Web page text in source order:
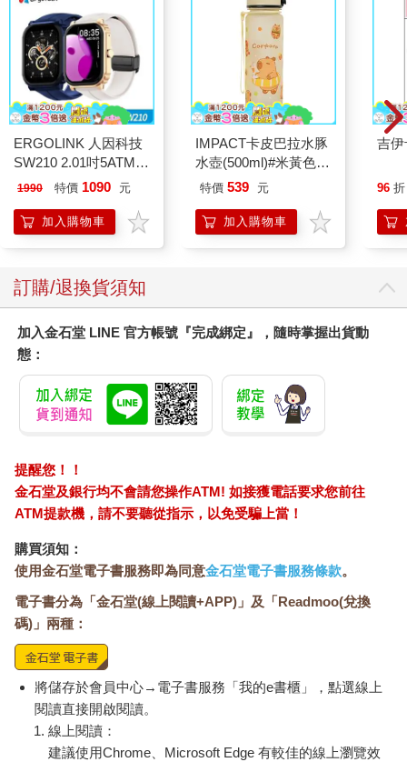
場戰爭或上一場戰爭，內心有股緊繃的衝動，使得對話一再回到
戰爭上。但是戰爭似乎早已遠離這名身材精瘦的老人，他的興趣
轉移到了比較和緩的主題。
很快地，我們聊起釣魚。他非常熱衷釣魚，我也有一點點經驗。
大多海軍軍官都會帶著一根釣竿和一把槍上船。我有些下午會在
岸邊釣魚，在世界各地許多地方都釣過，通常會因為用錯毛鉤而
以失敗收場。不過他可是個中好手，足跡遍布英倫諸島及歐洲許
多地區。在以前那個年代，鄉村律師的生活並不緊湊。
他談著釣魚和法國的事，讓我想起自己的一段經歷。「我在法國
看過幾個傢伙用某種怪好玩的飛蠅釣法，」我說，「他們會拿一
支巨大的竹竿，大約二十五英尺長，在一端綁線——不用捲線
器，他們用的是溼毛鉤，然後在湍急的水裡來回拖行。」
他露出微笑。「沒錯，」他說，「他們就是這樣釣的。你是在哪
「在熱克斯附近，」我說，「基本上是瑞士境內。」
他若有所思地露出微笑，「我對那裡很熟，真的很熟。」他說，
「聖克洛德。你知道聖克洛德嗎？」
我搖搖頭，「我對侏羅省不熟悉。那是莫雷附近吧？對嗎？」
靜謐的房間裡休息。不久後，他說，「我今年夏天想去河邊，就
想試試用溼毛鉤釣魚。應該滿好玩的。你要曉得魚群會去哪裡覓
食，可不只是拿毛鉤到處亂碰這麼簡單，要放對地方才行，就像
「要有策略。」我說。
「說得好。策略其實都一樣的。」
對話又出現一陣頗為自在的停頓。沒隔多久，我說，「只是恐怕
戰爭的話題，避而不談還真難。
他說，「是啊，真可惜。之前，我在那裡的河水變得適合釣魚前
濁，水位也太滿——因為融雪嘛，你也知道的。但到了八月又是
枯水期，沒辦法釣，天氣也太熱。六月中是最適合的時節。」
我側過頭，「你今年去過那裡嗎？」因為他隨口提起的五月底，
正是德軍從荷蘭和比利時大舉入侵法國，而英軍也正在進行敦克
爾克大撤退的時候，法軍那時則被逼回巴黎和更遠的地區。五月
底似乎不是老人家到法國中部釣魚的最佳時機。
他說，「我是四月去的，原本預計整個夏天都要待在那裡，後來
卻得離開。」
ERGOLINK 人因科技
SW210 2.01吋5ATM游
泳心率血氧藍牙通話腕
1990 特價 1090 元
加入購物車
IMPACT卡皮巴拉水豚
水壺(500ml)#米黃色
IM00B18YL
特價 539 元
加入購物車
吉
96 折
訂購/退換貨須知
加入金石堂 LINE 官方帳號『完成綁定』，隨時掌握出貨動
態：
提醒您！！
金石堂及銀行均不會請您操作ATM! 如接獲電話要求您前往
ATM提款機，請不要聽從指示，以免受騙上當！
購買須知：
使用金石堂電子書服務即為同意金石堂電子書服務條款。
電子書分為「金石堂(線上閱讀+APP)」及「Readmoo(兌換
碼)」兩種：
將儲存於會員中心→電子書服務「我的e書櫃」，點選線上
閱讀直接開啟閱讀。
線上閱讀：
建議使用Chrome、Microsoft Edge 有較佳的線上瀏覽效